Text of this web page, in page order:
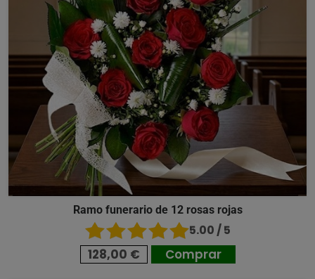
Ramo funerario de 12 rosas rojas
5.00 / 5
128,00 € Comprar